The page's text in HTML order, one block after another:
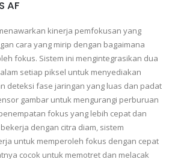
AF
kinerja pemfokusan yang
cara yang mirip dengan bagaimana
fokus. Sistem ini mengintegrasikan dua
setiap piksel untuk menyediakan
deteksi fase jaringan yang luas dan padat
gambar untuk mengurangi perburuan
fokus yang lebih cepat dan
dengan citra diam, sistem
untuk memperoleh fokus dengan cepat
cocok untuk memotret dan melacak